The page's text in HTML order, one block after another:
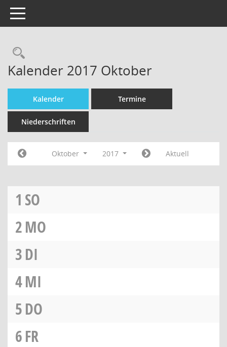
Toggle navigation
Kalender 2017 Oktober
Kalender Termine
Niederschriften
Oktober 2017 Aktuell
1 SO
2MO
3DI
4MI
5DO
6FR